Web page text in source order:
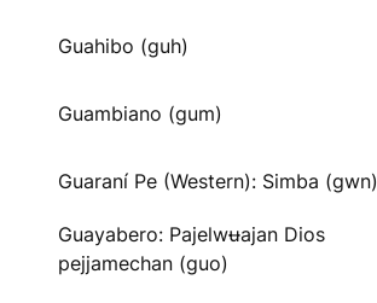
Guahibo (guh)
Guambiano (gum)
Guaraní Pe (Western): Simba (gwn)
Guayabero: Pajelwʉajan Dios
pejjamechan (guo)